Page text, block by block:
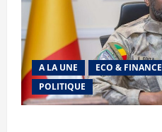
A LA UNE ECO & FINANCE
POLITIQUE